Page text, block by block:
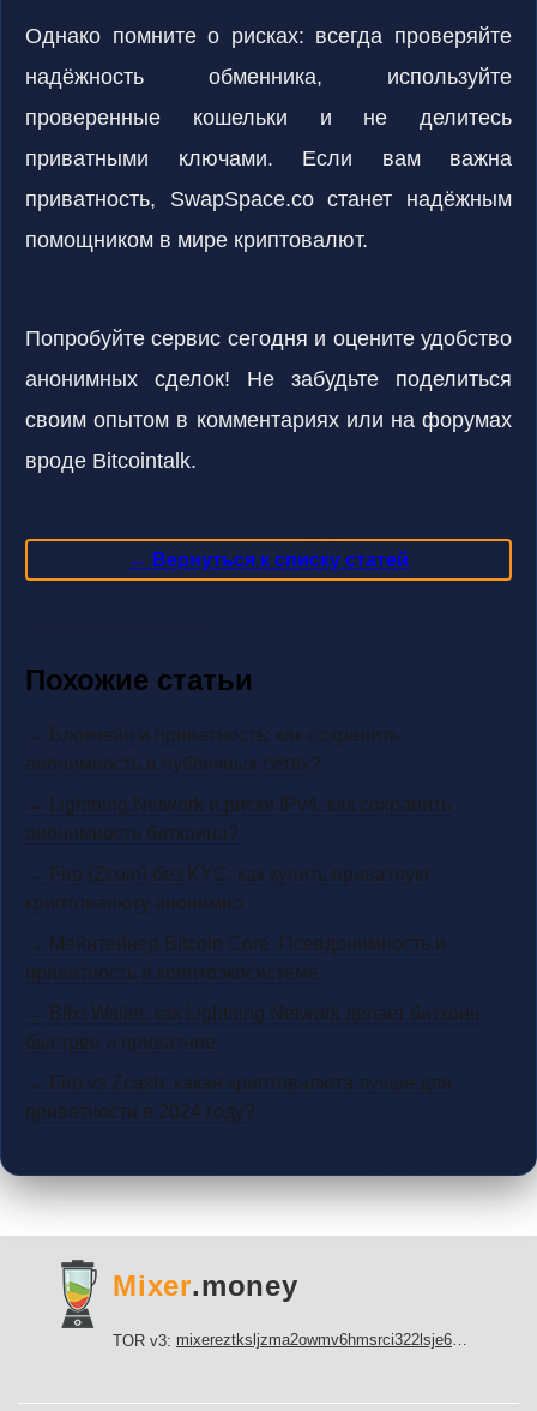
Однако помните о рисках: всегда проверяйте
надёжность обменника, используйте
проверенные кошельки и не делитесь
приватными ключами. Если вам важна
приватность, SwapSpace.co станет надёжным
помощником в мире криптовалют.
Попробуйте сервис сегодня и оцените удобство
анонимных сделок! Не забудьте поделиться
своим опытом в комментариях или на форумах
вроде Bitcointalk.
← Вернуться к списку статей
Похожие статьи
→ Блокчейн и приватность: как сохранить
анонимность в публичных сетях?
→ Lightning Network и риски IPv4: как сохранить
анонимность биткоина?
→ Firo (Zcoin) без KYC: как купить приватную
криптовалюту анонимно
→ Мейнтейнер Bitcoin Core: Псевдонимность и
приватность в криптоэкосистеме
→ Blixt Wallet: как Lightning Network делает биткоин
быстрее и приватнее
→ Firo vs Zcash: какая криптовалюта лучше для
приватности в 2024 году?
Mixer.money
TOR v3: mixereztksljzma2owmv6hmsrci322lsje6m3svicoddk3xbgvhd2fid.onion